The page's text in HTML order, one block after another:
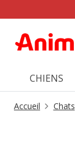
CHIENS
Accueil Chats